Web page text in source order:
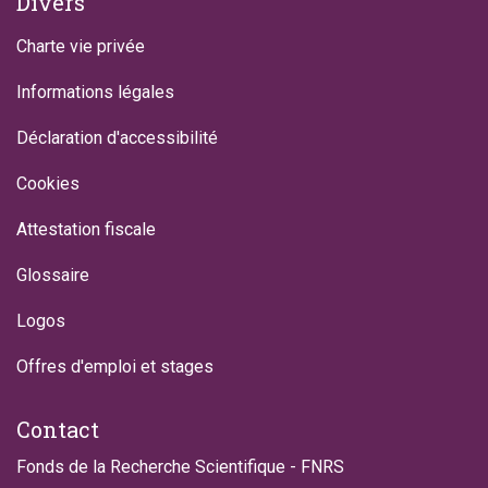
Charte vie privée
Informations légales
Déclaration d'accessibilité
Cookies
Attestation fiscale
Glossaire
Logos
Offres d'emploi et stages
Contact
Fonds de la Recherche Scientifique - FNRS